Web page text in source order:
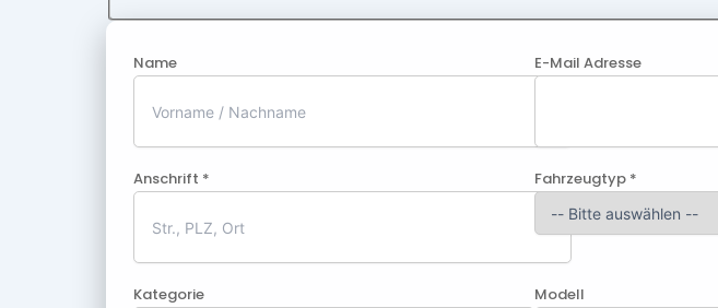
Name E-Mail Adresse
Anschrift * Fahrzeugtyp *
Kategorie Modell